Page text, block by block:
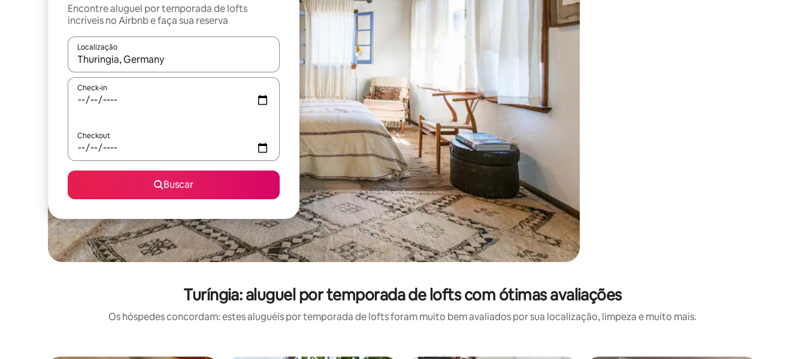
Encontre aluguel por temporada de lofts
incríveis no Airbnb e faça sua reserva
Localização
Quando os resultados estiverem disponíveis, explore-os usando as seta para cima e para baixo do teclado ou tocando e deslizando o dedo na tela.
Check-in
Checkout
Buscar
Turíngia: aluguel por temporada de lofts com ótimas avaliações
Os hóspedes concordam: estes aluguéis por temporada de lofts foram muito bem avaliados por sua localização, limpeza e muito mais.